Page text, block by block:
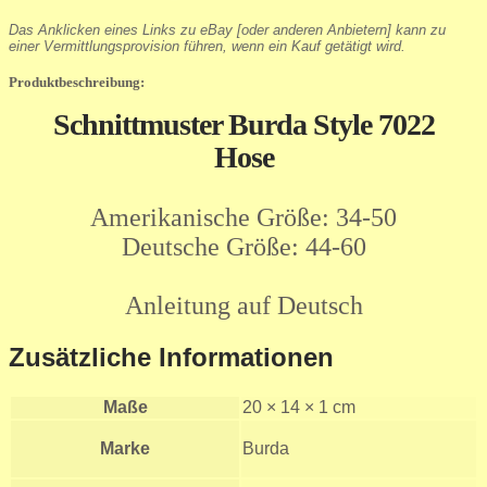
Das Anklicken eines Links zu eBay [oder anderen Anbietern] kann zu
einer Vermittlungsprovision führen, wenn ein Kauf getätigt wird.
Produktbeschreibung:
Schnittmuster Burda Style 7022
Hose
Amerikanische Größe: 34-50
Deutsche Größe: 44-60
Anleitung auf Deutsch
Zusätzliche Informationen
Maße 20 × 14 × 1 cm
Marke Burda